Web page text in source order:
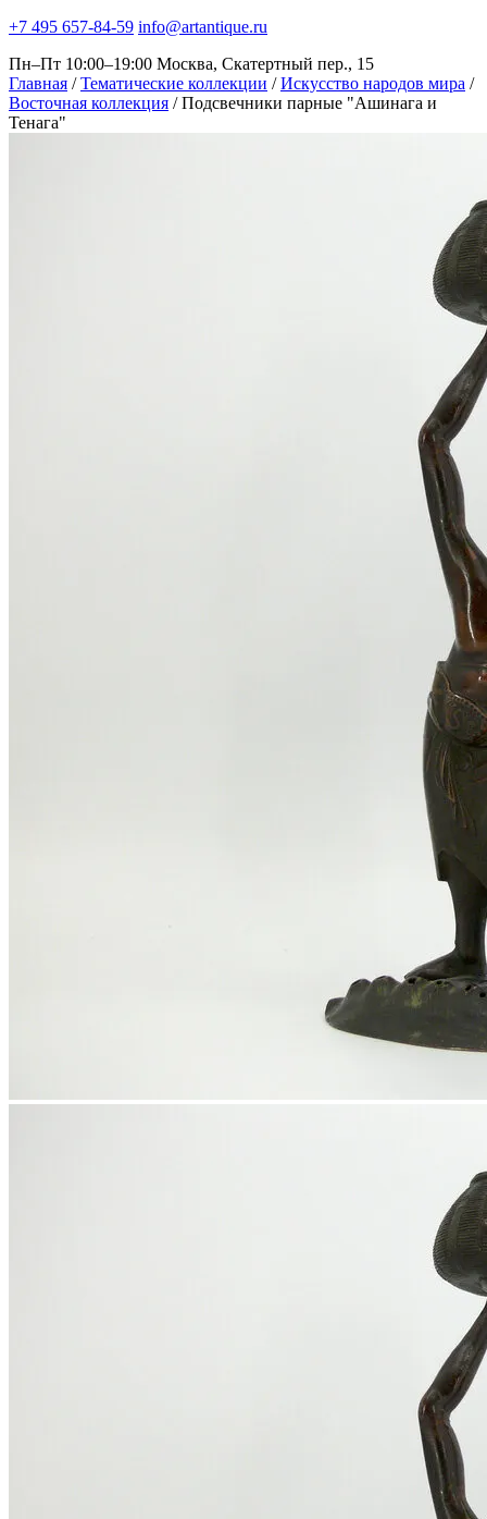
+7 495 657-84-59 info@artantique.ru
Пн–Пт 10:00–19:00 Москва, Скатертный пер., 15
Главная / Тематические коллекции / Искусство народов мира /
Восточная коллекция / Подсвечники парные "Ашинага и
Тенага"